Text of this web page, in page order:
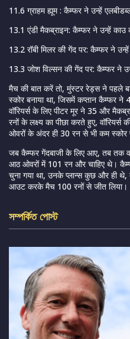
11.6 ग्राहम ह्यूम : कैम्फर ने उन्हें
13.1 एंडी मैकब्राइन: कैम्फर ने उन्हें काउ
13.2 रॉबी मिलर की गेंद पर: कैम्फर ने
13.3 जोश विल्सन की गेंद पर: कैम्फर ने
मैच की बात करें तो, मुंस्टर रेड्स ने पहले
स्कोर बनाया था, जिसमें कप्तान कैम्फर ने
वॉरियर्स के लिए पीटर मूर ने 35 और
रनों के लक्ष्य का पीछा करते हुए,
ओवरों के अंदर ही 30 रन से भी कम स्कोर
जब कैम्फर गेंदबाजी के लिए आए, तब तक
आठ ओवरों में 101 रन और चाहिए थे।
चुना गया था, उनके प्लान्स कुछ और ही थे,
आउट करके मैच 100 रनों से जीत लिया।
সম্পর্কিত পোস্ট